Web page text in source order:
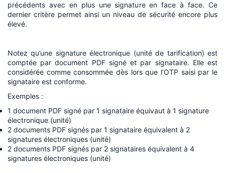
précédents avec en plus une signature en face à face. Ce
dernier critère permet ainsi un niveau de sécurité encore plus
élevé.
Notez qu’une signature électronique (unité de tarification) est
comptée par document PDF signé et par signataire. Elle est
considérée comme consommée dès lors que l’OTP saisi par le
signataire est conforme.
Exemples :
1 document PDF signé par 1 signataire équivaut à 1 signature
électronique (unité)
2 documents PDF signés par 1 signataire équivalent à 2
signatures électroniques (unité)
2 documents PDF signés par 2 signataires équivalent à 4
signatures électroniques (unité)